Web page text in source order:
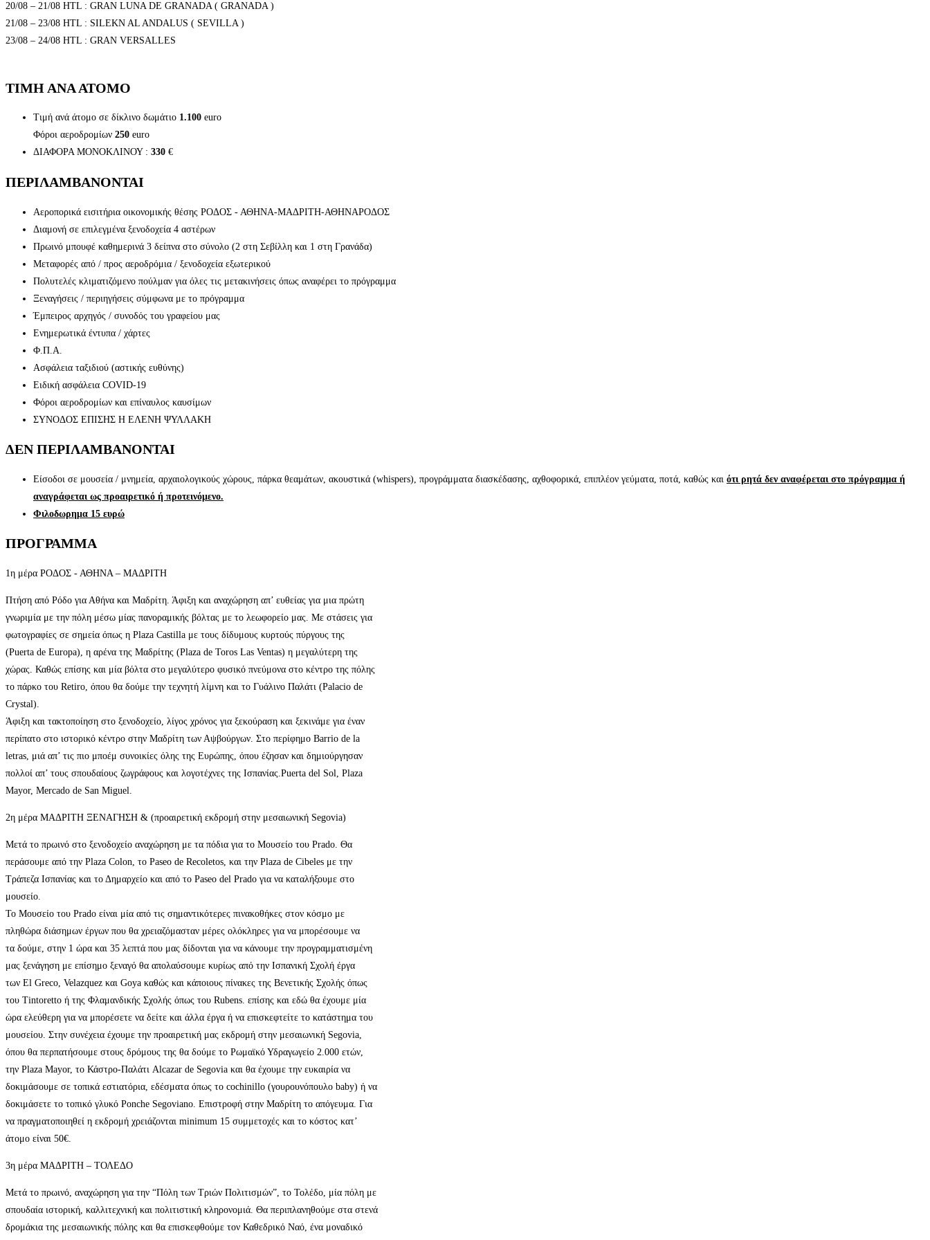
20/08 – 21/08 HTL : GRAN LUNA DE GRANADA ( GRANADA )
21/08 – 23/08 HTL : SILEKN AL ANDALUS ( SEVILLA )
23/08 – 24/08 HTL : GRAN VERSALLES
ΤΙΜΗ ΑΝΑ ΑΤΟΜΟ
Τιμή ανά άτομο σε δίκλινο δωμάτιο 1.100 euro
Φόροι αεροδρομίων 250 euro
ΔΙΑΦΟΡΑ ΜΟΝΟΚΛΙΝΟΥ : 330 €
ΠΕΡΙΛΑΜΒΑΝΟΝΤΑΙ
Αεροπορικά εισιτήρια οικονομικής θέσης ΡΟΔΟΣ - ΑΘΗΝΑ-ΜΑΔΡΙΤΗ-ΑΘΗΝΑΡΟΔΟΣ
Διαμονή σε επιλεγμένα ξενοδοχεία 4 αστέρων
Πρωινό μπουφέ καθημερινά 3 δείπνα στο σύνολο (2 στη Σεβίλλη και 1 στη Γρανάδα)
Μεταφορές από / προς αεροδρόμια / ξενοδοχεία εξωτερικού
Πολυτελές κλιματιζόμενο πούλμαν για όλες τις μετακινήσεις όπως αναφέρει το πρόγραμμα
Ξεναγήσεις / περιηγήσεις σύμφωνα με το πρόγραμμα
Έμπειρος αρχηγός / συνοδός του γραφείου μας
Ενημερωτικά έντυπα / χάρτες
Φ.Π.Α.
Ασφάλεια ταξιδιού (αστικής ευθύνης)
Ειδική ασφάλεια COVID-19
Φόροι αεροδρομίων και επίναυλος καυσίμων
ΣΥΝΟΔΟΣ ΕΠΙΣΗΣ Η ΕΛΕΝΗ ΨΥΛΛΑΚΗ
ΔΕΝ ΠΕΡΙΛΑΜΒΑΝΟΝΤΑΙ
Είσοδοι σε μουσεία / μνημεία, αρχαιολογικούς χώρους, πάρκα θεαμάτων, ακουστικά (whispers), προγράμματα διασκέδασης, αχθοφορικά, επιπλέον γεύματα, ποτά, καθώς και ότι ρητά δεν αναφέρεται στο πρόγραμμα ή
αναγράφεται ως προαιρετικό ή προτεινόμενο.
Φιλοδωρημα 15 ευρώ
ΠΡΟΓΡΑΜΜΑ
1η μέρα ΡΟΔΟΣ - ΑΘΗΝΑ – ΜΑΔΡΙΤΗ
Πτήση από Ρόδο για Αθήνα και Μαδρίτη. Άφιξη και αναχώρηση απ’ ευθείας για μια πρώτη
γνωριμία με την πόλη μέσω μίας πανοραμικής βόλτας με το λεωφορείο μας. Με στάσεις για
φωτογραφίες σε σημεία όπως η Plaza Castilla με τους δίδυμους κυρτούς πύργους της
(Puerta de Europa), η αρένα της Μαδρίτης (Plaza de Toros Las Ventas) η μεγαλύτερη της
χώρας. Καθώς επίσης και μία βόλτα στο μεγαλύτερο φυσικό πνεύμονα στο κέντρο της πόλης
το πάρκο του Retiro, όπου θα δούμε την τεχνητή λίμνη και το Γυάλινο Παλάτι (Palacio de
Crystal).
Άφιξη και τακτοποίηση στο ξενοδοχείο, λίγος χρόνος για ξεκούραση και ξεκινάμε για έναν
περίπατο στο ιστορικό κέντρο στην Μαδρίτη των Αψβούργων. Στο περίφημο Barrio de la
letras, μιά απ’ τις πιο μποέμ συνοικίες όλης της Ευρώπης, όπου έζησαν και δημιούργησαν
πολλοί απ’ τους σπουδαίους ζωγράφους και λογοτέχνες της Ισπανίας.Puerta del Sol, Plaza
Mayor, Mercado de San Miguel.
2η μέρα ΜΑΔΡΙΤΗ ΞΕΝΑΓΗΣΗ & (προαιρετική εκδρομή στην μεσαιωνική Segovia)
Μετά το πρωινό στο ξενοδοχείο αναχώρηση με τα πόδια για το Μουσείο του Prado. Θα
περάσουμε από την Plaza Colon, το Paseo de Recoletos, και την Plaza de Cibeles με την
Τράπεζα Ισπανίας και το Δημαρχείο και από το Paseo del Prado για να καταλήξουμε στο
μουσείο.
Το Μουσείο του Prado είναι μία από τις σημαντικότερες πινακοθήκες στον κόσμο με
πληθώρα διάσημων έργων που θα χρειαζόμασταν μέρες ολόκληρες για να μπορέσουμε να
τα δούμε, στην 1 ώρα και 35 λεπτά που μας δίδονται για να κάνουμε την προγραμματισμένη
μας ξενάγηση με επίσημο ξεναγό θα απολαύσουμε κυρίως από την Ισπανική Σχολή έργα
των El Greco, Velazquez και Goya καθώς και κάποιους πίνακες της Βενετικής Σχολής όπως
του Tintoretto ή της Φλαμανδικής Σχολής όπως του Rubens. επίσης και εδώ θα έχουμε μία
ώρα ελεύθερη για να μπορέσετε να δείτε και άλλα έργα ή να επισκεφτείτε το κατάστημα του
μουσείου. Στην συνέχεια έχουμε την προαιρετική μας εκδρομή στην μεσαιωνική Segovia,
όπου θα περπατήσουμε στους δρόμους της θα δούμε το Ρωμαϊκό Υδραγωγείο 2.000 ετών,
την Plaza Mayor, το Κάστρο-Παλάτι Alcazar de Segovia και θα έχουμε την ευκαιρία να
δοκιμάσουμε σε τοπικά εστιατόρια, εδέσματα όπως το cochinillo (γουρουνόπουλο baby) ή να
δοκιμάσετε το τοπικό γλυκό Ponche Segoviano. Επιστροφή στην Μαδρίτη το απόγευμα. Για
να πραγματοποιηθεί η εκδρομή χρειάζονται minimum 15 συμμετοχές και το κόστος κατ’
άτομο είναι 50€.
3η μέρα ΜΑΔΡΙΤΗ – ΤΟΛΕΔΟ
Μετά το πρωινό, αναχώρηση για την “Πόλη των Τριών Πολιτισμών”, το Τολέδο, μία πόλη με
σπουδαία ιστορική, καλλιτεχνική και πολιτιστική κληρονομιά. Θα περιπλανηθούμε στα στενά
δρομάκια της μεσαιωνικής πόλης και θα επισκεφθούμε τον Καθεδρικό Ναό, ένα μοναδικό